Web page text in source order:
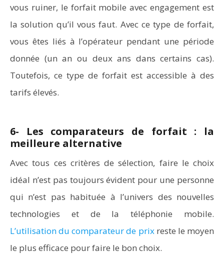
vous ruiner, le forfait mobile avec engagement est
la solution qu’il vous faut. Avec ce type de forfait,
vous êtes liés à l’opérateur pendant une période
donnée (un an ou deux ans dans certains cas).
Toutefois, ce type de forfait est accessible à des
tarifs élevés.
6- Les comparateurs de forfait : la
meilleure alternative
Avec tous ces critères de sélection, faire le choix
idéal n’est pas toujours évident pour une personne
qui n’est pas habituée à l’univers des nouvelles
technologies et de la téléphonie mobile.
L’utilisation du comparateur de prixreste le moyen
le plus efficace pour faire le bon choix.